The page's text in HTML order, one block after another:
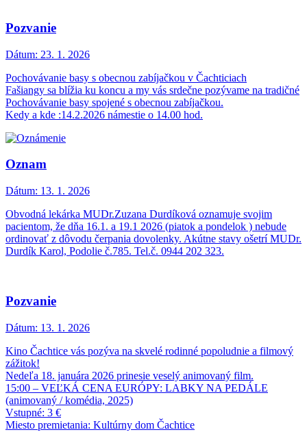
Pozvanie
Dátum: 23. 1. 2026
Pochovávanie basy s obecnou zabíjačkou v Čachticiach
Fašiangy sa blížia ku koncu a my vás srdečne pozývame na tradičné
Pochovávanie basy spojené s obecnou zabíjačkou.
Kedy a kde :14.2.2026 námestie o 14.00 hod.
Oznam
Dátum: 13. 1. 2026
Obvodná lekárka MUDr.Zuzana Durdíková oznamuje svojim
pacientom, že dňa 16.1. a 19.1 2026 (piatok a pondelok ) nebude
ordinovať z dôvodu čerpania dovolenky. Akútne stavy ošetrí MUDr.
Durdík Karol, Podolie č.785. Tel.č. 0944 202 323.
Pozvanie
Dátum: 13. 1. 2026
Kino Čachtice vás pozýva na skvelé rodinné popoludnie a filmový
zážitok!
Nedeľa 18. januára 2026 prinesie veselý animovaný film.
15:00 – VEĽKÁ CENA EURÓPY: LABKY NA PEDÁLE
(animovaný / komédia, 2025)
Vstupné: 3 €
Miesto premietania: Kultúrny dom Čachtice